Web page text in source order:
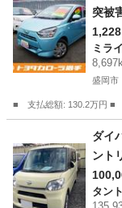
突被
ドリ
（車
ミラ
盛岡市
■ 支払総額: 130.2万円
ミラ
ダイ
ント
ト
（検
タント